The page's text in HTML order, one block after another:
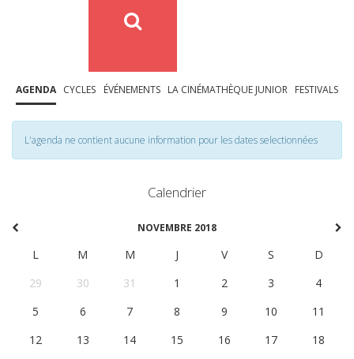
AGENDA CYCLES ÉVÉNEMENTS LA CINÉMATHÈQUE JUNIOR FESTIVALS
L'agenda ne contient aucune information pour les dates selectionnées
Calendrier
NOVEMBRE 2018
L M M J V S
D
29
30 31 1 2 3
4
5
6 7 8 9 10
11
12
13 14 15 16 17
18